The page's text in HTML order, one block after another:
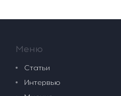
Меню
Статьи
Интервью